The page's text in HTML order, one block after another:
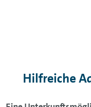
Hilfreiche